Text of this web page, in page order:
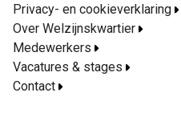
Privacy- en cookieverklaring
Over Welzijnskwartier
Medewerkers
Vacatures & stages
Contact